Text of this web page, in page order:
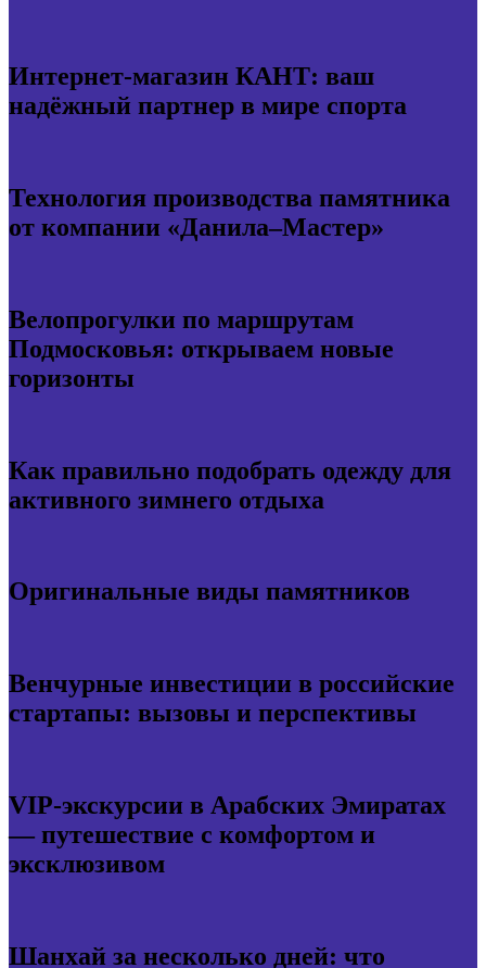
Интернет-магазин КАНТ: ваш
надёжный партнер в мире спорта
Технология производства памятника
от компании «Данила–Мастер»
Велопрогулки по маршрутам
Подмосковья: открываем новые
горизонты
Как правильно подобрать одежду для
активного зимнего отдыха
Оригинальные виды памятников
Венчурные инвестиции в российские
стартапы: вызовы и перспективы
VIP-экскурсии в Арабских Эмиратах
— путешествие с комфортом и
эксклюзивом
Шанхай за несколько дней: что